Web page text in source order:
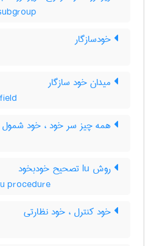
خودسازگار
میدان خود سازگار
همه چیز سر خود ، خود شمول
روش lu تصحیح خودبخود
procedure
خود کنترل ، خود نظارتی